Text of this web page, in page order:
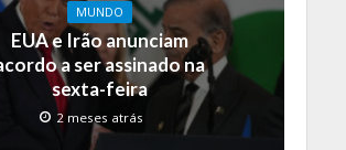
MUNDO
EUA e Irão anunciam
a ser assinado na
sexta-feira
2 meses atrás